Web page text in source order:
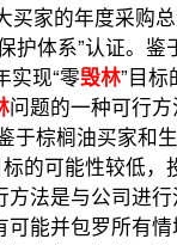
买家的年度采购
护体系”认证。鉴
实现“零毁林”目标
问题的一种可行
棕榈油买家和
标的可能性较低，
方法是与公司进
可能并包罗所有